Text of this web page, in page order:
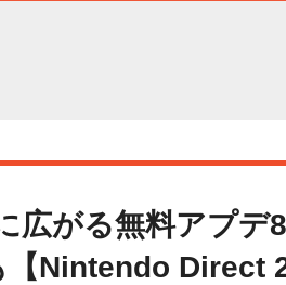
広がる無料アプ
Nintendo Direct